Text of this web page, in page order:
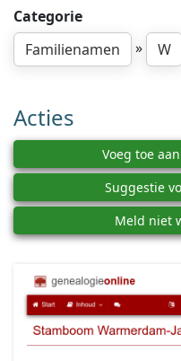
Categorie
Familienamen
» W
Acties
Voeg toe
Suggestie
Meld niet